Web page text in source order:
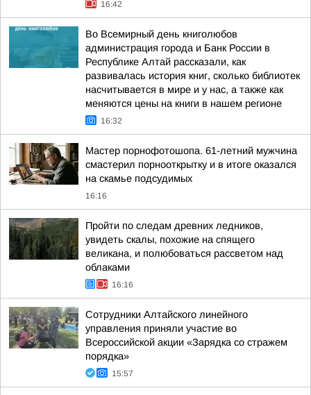
16:42
Во Всемирный день книголюбов
администрация города и Банк России в
Республике Алтай рассказали, как
развивалась история книг, сколько библиотек
насчитывается в мире и у нас, а также как
меняются цены на книги в нашем регионе
16:32
Мастер порнофотошопа. 61-летний мужчина
смастерил порнооткрытку и в итоге оказался
на скамье подсудимых
16:16
Пройти по следам древних ледников,
увидеть скалы, похожие на спящего
великана, и полюбоваться рассветом над
облаками
16:16
Сотрудники Алтайского линейного
управления приняли участие во
Всероссийской акции «Зарядка со стражем
порядка»
15:57